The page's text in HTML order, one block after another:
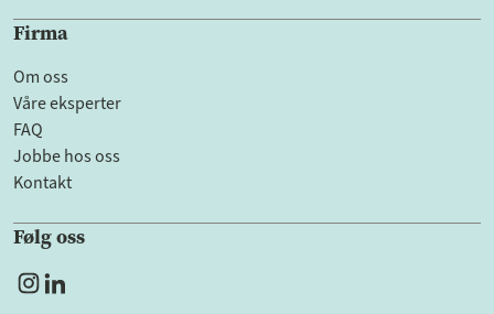
Firma
Om oss
Våre eksperter
FAQ
Jobbe hos oss
Kontakt
Følg oss